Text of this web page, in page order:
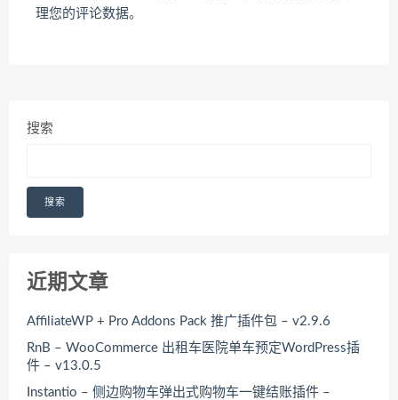
理您的评论数据。
搜索
搜索
近期文章
AffiliateWP + Pro Addons Pack 推广插件包 – v2.9.6
RnB – WooCommerce 出租车医院单车预定WordPress插
件 – v13.0.5
Instantio – 侧边购物车弹出式购物车一键结账插件 –